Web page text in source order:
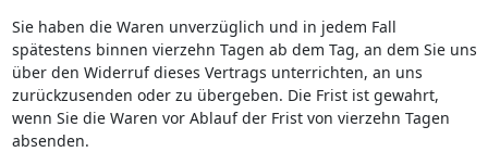
Sie haben die Waren unverzüglich und in jedem Fall
spätestens binnen vierzehn Tagen ab dem Tag, an dem Sie uns
über den Widerruf dieses Vertrags unterrichten, an uns
zurückzusenden oder zu übergeben. Die Frist ist gewahrt,
wenn Sie die Waren vor Ablauf der Frist von vierzehn Tagen
absenden.